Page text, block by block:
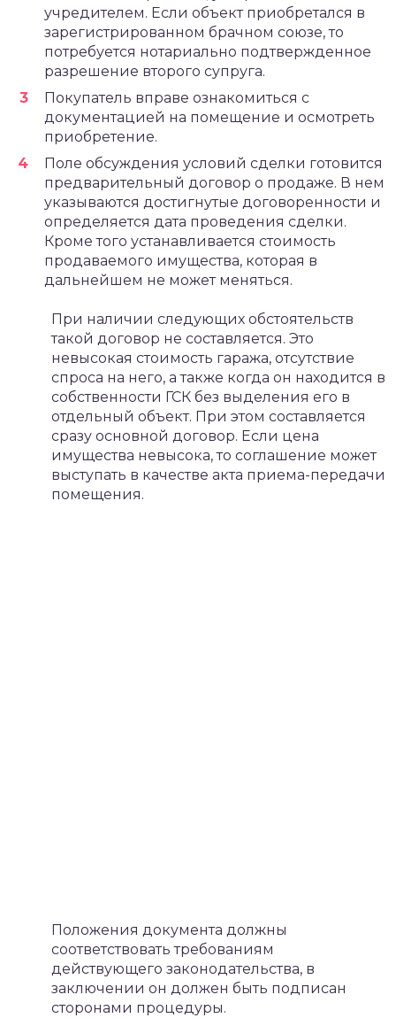
учредителем. Если объект приобретался в
зарегистрированном брачном союзе, то
потребуется нотариально подтвержденное
разрешение второго супруга.
Покупатель вправе ознакомиться с
документацией на помещение и осмотреть
приобретение.
Поле обсуждения условий сделки готовится
предварительный договор о продаже. В нем
указываются достигнутые договоренности и
определяется дата проведения сделки.
Кроме того устанавливается стоимость
продаваемого имущества, которая в
дальнейшем не может меняться.
При наличии следующих обстоятельств
такой договор не составляется. Это
невысокая стоимость гаража, отсутствие
спроса на него, а также когда он находится в
собственности ГСК без выделения его в
отдельный объект. При этом составляется
сразу основной договор. Если цена
имущества невысока, то соглашение может
выступать в качестве акта приема-передачи
помещения.
Положения документа должны
соответствовать требованиям
действующего законодательства, в
заключении он должен быть подписан
сторонами процедуры.